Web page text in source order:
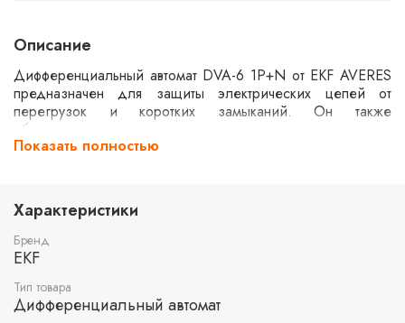
Описание
Дифференциальный автомат DVA-6 1P+N от EKF AVERES
предназначен для защиты электрических цепей от
перегрузок и коротких замыканий. Он также
обеспечивает защиту от утечек тока, что повышает
безопасность эксплуатации. Устройство рассчитано на
способность составляет 6кА, что делает его подходящим
для использования в бытовых и коммерческих установках.
Показать полностью
Характеристики
Бренд
EKF
Тип товара
Дифференциальный автомат